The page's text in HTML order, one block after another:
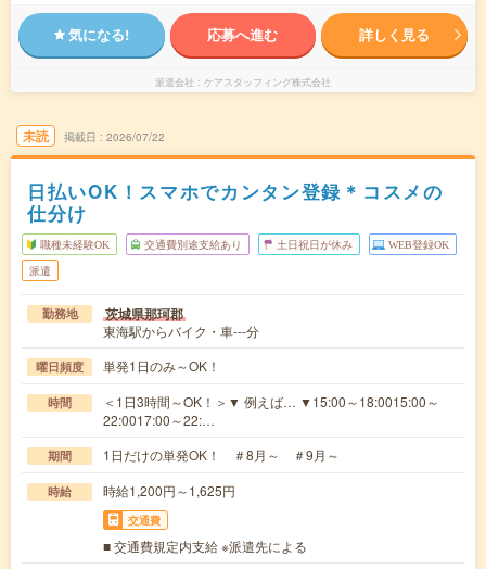
気になる! 応募へ進む 詳しく見る
派遣会社 ケアスタッフィング株式会社
未読 掲載日 2026/07/22
日払いOK！スマホでカンタン登録＊コスメの
仕分け
職種未経験OK 交通費別途支給あり 土日祝日が休み WEB登録OK
派遣
勤務地 茨城県那珂郡
東海駅からバイク・車---分
曜日頻度 単発1日のみ～OK！
時間
＜1日3時間～OK！＞▼ 例えば… ▼15:00～18:0015:00～
22:0017:00～22:…
期間 1日だけの単発OK！ ＃8月～ ＃9月～
時給 時給1,200円～1,625円
交通費
■ 交通費規定内支給 ※派遣先による